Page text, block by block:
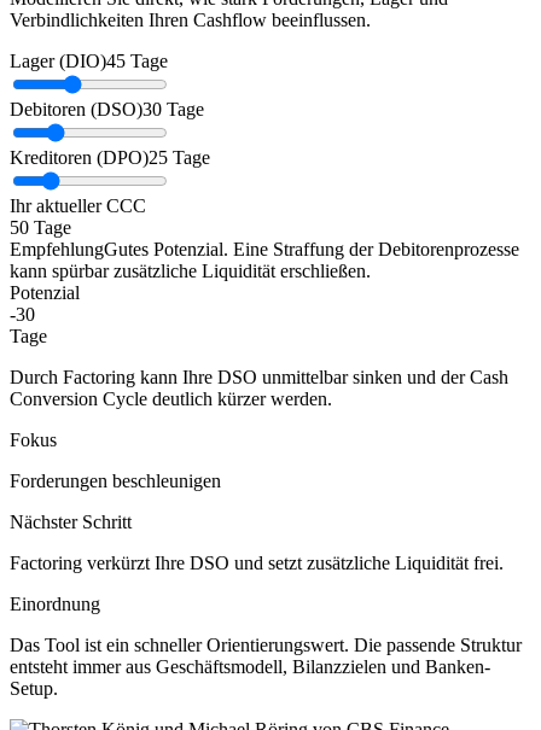
Verbindlichkeiten Ihren Cashflow beeinflussen.
Lager (DIO)45 Tage
Debitoren (DSO)30 Tage
Kreditoren (DPO)25 Tage
Ihr aktueller CCC
50 Tage
EmpfehlungGutes Potenzial. Eine Straffung der Debitorenprozesse
kann spürbar zusätzliche Liquidität erschließen.
Potenzial
-30
Tage
Durch Factoring kann Ihre DSO unmittelbar sinken und der Cash
Conversion Cycle deutlich kürzer werden.
Fokus
Forderungen beschleunigen
Nächster Schritt
Factoring verkürzt Ihre DSO und setzt zusätzliche Liquidität frei.
Einordnung
Das Tool ist ein schneller Orientierungswert. Die passende Struktur
entsteht immer aus Geschäftsmodell, Bilanzzielen und Banken-
Setup.